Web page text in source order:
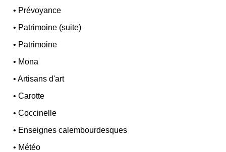
• Prévoyance
• Patrimoine (suite)
• Patrimoine
• Mona
•Artisans d'art
•Carotte
•Coccinelle
• Enseignes calembourdesques
• Météo